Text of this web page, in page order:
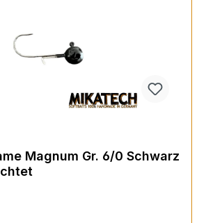
Magnum Gr. 6/0 Schwarz